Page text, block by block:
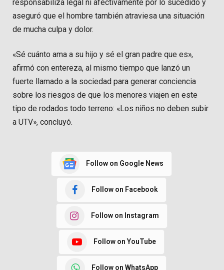
responsabiliza legal ni afectivamente por lo sucedido y
aseguró que el hombre también atraviesa una situación
de mucha culpa y dolor.
«Sé cuánto ama a su hijo y sé el gran padre que es»,
afirmó con entereza, al mismo tiempo que lanzó un
fuerte llamado a la sociedad para generar conciencia
sobre los riesgos de que los menores viajen en este
tipo de rodados todo terreno: «Los niños no deben subir
a UTV», concluyó.
Follow on Google News
Follow on Facebook
Follow on Instagram
Follow on YouTube
Follow on WhatsApp